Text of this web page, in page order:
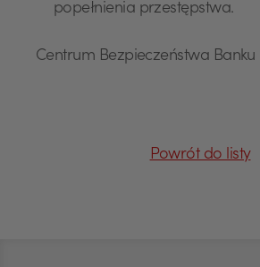
popełnienia przestępstwa.
Centrum Bezpieczeństwa Banku
Powrót do listy
USD